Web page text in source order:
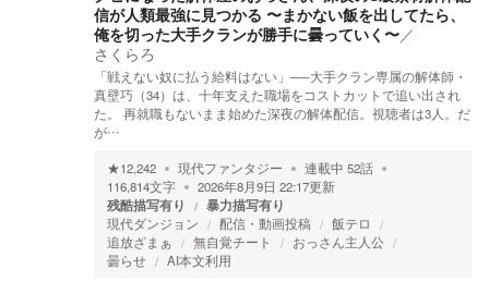
信が人類最強に見つかる 〜まかない飯を出してたら、
俺を切った大手クランが勝手に曇っていく〜／
さくらろ
「戦えない奴に払う給料はない」──大手クラン専属の解体師・
真壁巧（34）は、十年支えた職場をコストカットで追い出され
た。 再就職もないまま始めた深夜の解体配信。視聴者は3人。だ
が…
★12,242 現代ファンタジー 連載中 52話
116,814文字 2026年8月9日 22:17更新
残酷描写有り 暴力描写有り
現代ダンジョン 配信・動画投稿
飯テロ
追放ざまぁ
無自覚チート
おっさん主人公
曇らせ
AI本文利用